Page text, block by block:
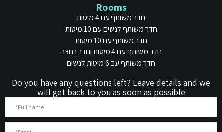
Rooms
חדר משותף עם 4 מיטות
חדר משותף לנשים עם 10 מיטות
חדר משותף עם 10 מיטות
חדר משותף עם 4 מיטות וחדר רחצה
חדר משותף עם 6 מיטות לנשים
Do you have any questions left? Leave details and we
will get back to you as soon as possible